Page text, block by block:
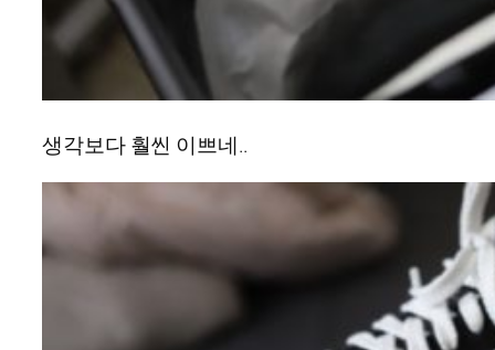
생각보다 훨씬 이쁘네..